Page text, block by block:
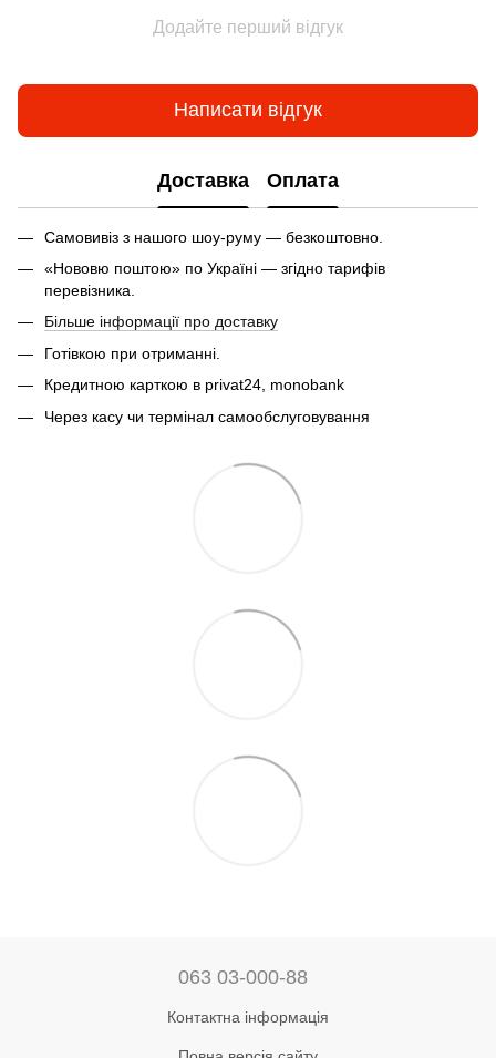
Додайте перший відгук
Написати відгук
Доставка Оплата
Самовивіз з нашого шоу-руму — безкоштовно.
«Нововю поштою» по Україні — згідно тарифів
перевізника.
Більше інформації про доставку
Готівкою при отриманні.
Кредитною карткою в privat24, monobank
Через касу чи термінал самообслуговування
063 03-000-88
Контактна інформація